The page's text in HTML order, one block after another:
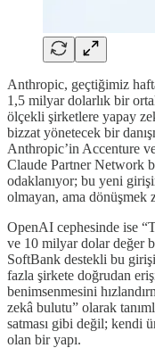
Anthropic, geçtiğimiz
1,5 milyar dolarlık bir
ölçekli şirketlere yapay
bizzat yönetecek bir
Anthropic’in Accenture
Claude Partner Network
odaklanıyor; bu yeni
olmayan, ama dönüşmek
OpenAI cephesinde ise
ve 10 milyar dolar değer
SoftBank destekli bu
fazla şirkete doğrudan
benimsenmesini
zekâ bulutu” olarak
satması gibi değil; kendi
olan bir yapı.